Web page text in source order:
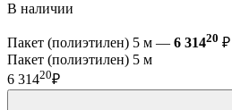
В наличии
Пакет (полиэтилен) 5 м — 6 31420 ₽
Пакет (полиэтилен) 5 м
6 31420₽